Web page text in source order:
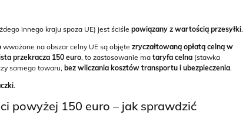
innego kraju spoza UE) jest ściśle powiązany z wartością przesyłki.
wwożone na obszar celny UE są objęte zryczałtowaną opłatą celną w
przekracza 150 euro, to zastosowanie ma taryfa celna (stawka
samego towaru, bez wliczania kosztów transportu i ubezpieczenia.
.
powyżej 150 euro – jak sprawdzić